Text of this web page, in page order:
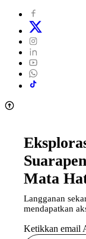
Mata
Langganan
mendapatkan
Ketikkan email